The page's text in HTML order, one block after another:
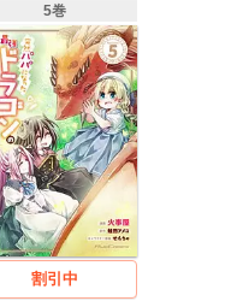
5巻
割引中